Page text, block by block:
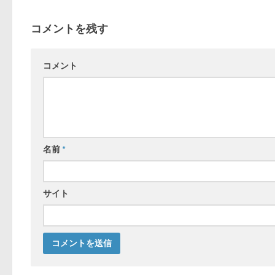
コメントを残す
コメント
名前*
サイト